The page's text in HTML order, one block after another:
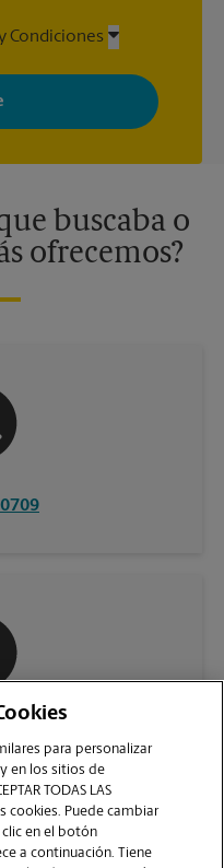
Condiciones
de The UPS
promociones y mensajes
de baja en cualquier
nuestra política de
buscaba o
ofrecemos?
para personalizar
en los sitios de
TODAS LAS
cookies. Puede cambiar
clic en el botón
a continuación. Tiene